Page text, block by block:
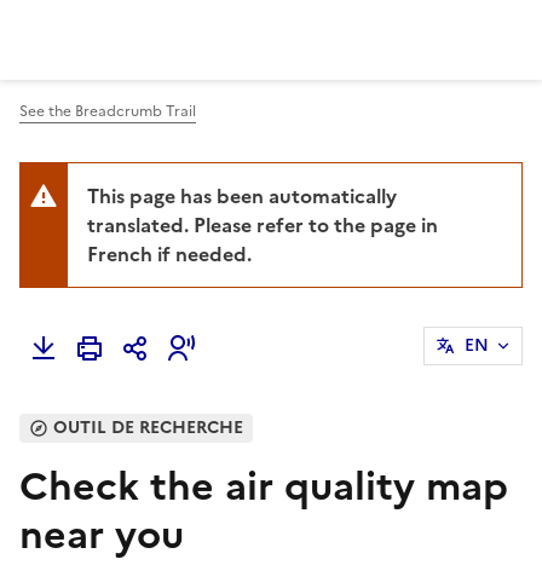
See the Breadcrumb Trail
This page has been automatically
translated. Please refer to the page in
French if needed.
EN
OUTIL DE RECHERCHE
Check the air quality map
near you